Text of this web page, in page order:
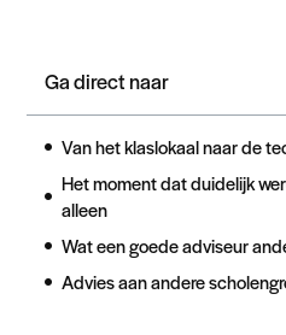
Ga direct naar
Van het klaslokaal naar de
Het moment dat duidelijk
alleen
Wat een goede adviseur
Advies aan andere